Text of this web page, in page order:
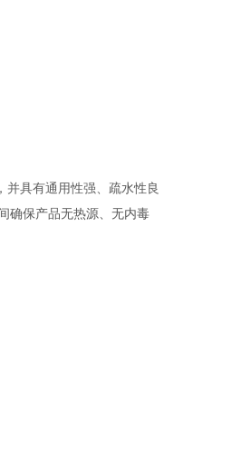
具有通用性强、 疏水性良
确保产品无热源、无内毒